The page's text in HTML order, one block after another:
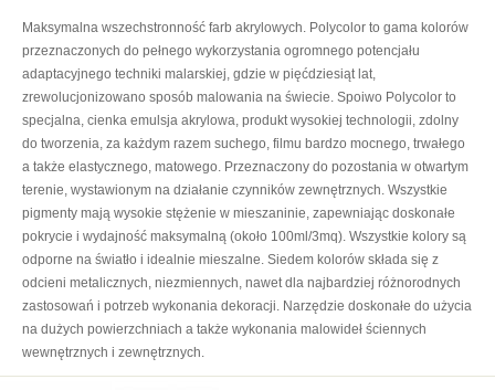
Maksymalna wszechstronność farb akrylowych. Polycolor to gama kolorów
przeznaczonych do pełnego wykorzystania ogromnego potencjału
adaptacyjnego techniki malarskiej, gdzie w pięćdziesiąt lat,
zrewolucjonizowano sposób malowania na świecie. Spoiwo Polycolor to
specjalna, cienka emulsja akrylowa, produkt wysokiej technologii, zdolny
do tworzenia, za każdym razem suchego, filmu bardzo mocnego, trwałego
a także elastycznego, matowego. Przeznaczony do pozostania w otwartym
terenie, wystawionym na działanie czynników zewnętrznych. Wszystkie
pigmenty mają wysokie stężenie w mieszaninie, zapewniając doskonałe
pokrycie i wydajność maksymalną (około 100ml/3mq). Wszystkie kolory są
odporne na światło i idealnie mieszalne. Siedem kolorów składa się z
odcieni metalicznych, niezmiennych, nawet dla najbardziej różnorodnych
zastosowań i potrzeb wykonania dekoracji. Narzędzie doskonałe do użycia
na dużych powierzchniach a także wykonania malowideł ściennych
wewnętrznych i zewnętrznych.